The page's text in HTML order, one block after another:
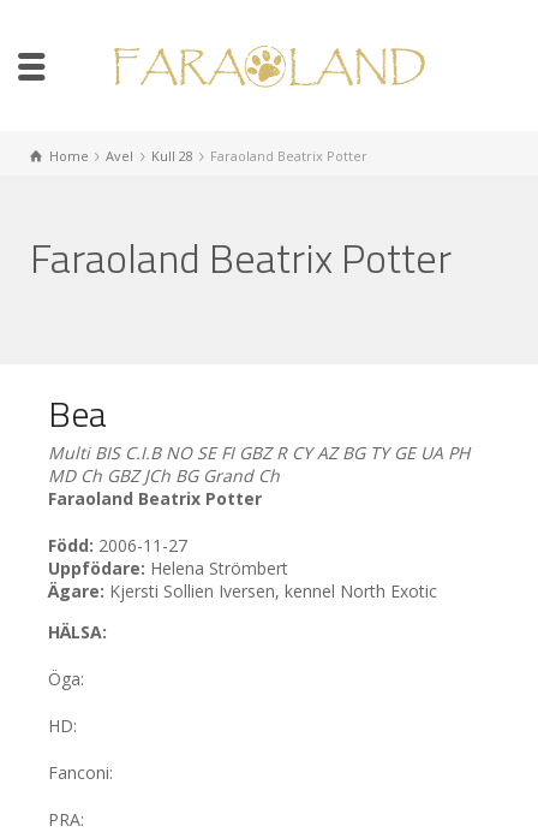
Home Avel Kull 28 Faraoland Beatrix Potter
Faraoland Beatrix Potter
Bea
Multi BIS C.I.B NO SE FI GBZ R CY AZ BG TY GE UA PH
MD Ch GBZ JCh BG Grand Ch
Faraoland Beatrix Potter
Född: 2006-11-27
Uppfödare: Helena Strömbert
Ägare: Kjersti Sollien Iversen, kennel North Exotic
HÄLSA:
Öga:
HD:
Fanconi:
PRA: